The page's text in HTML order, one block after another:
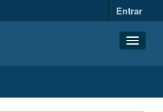
Entrar